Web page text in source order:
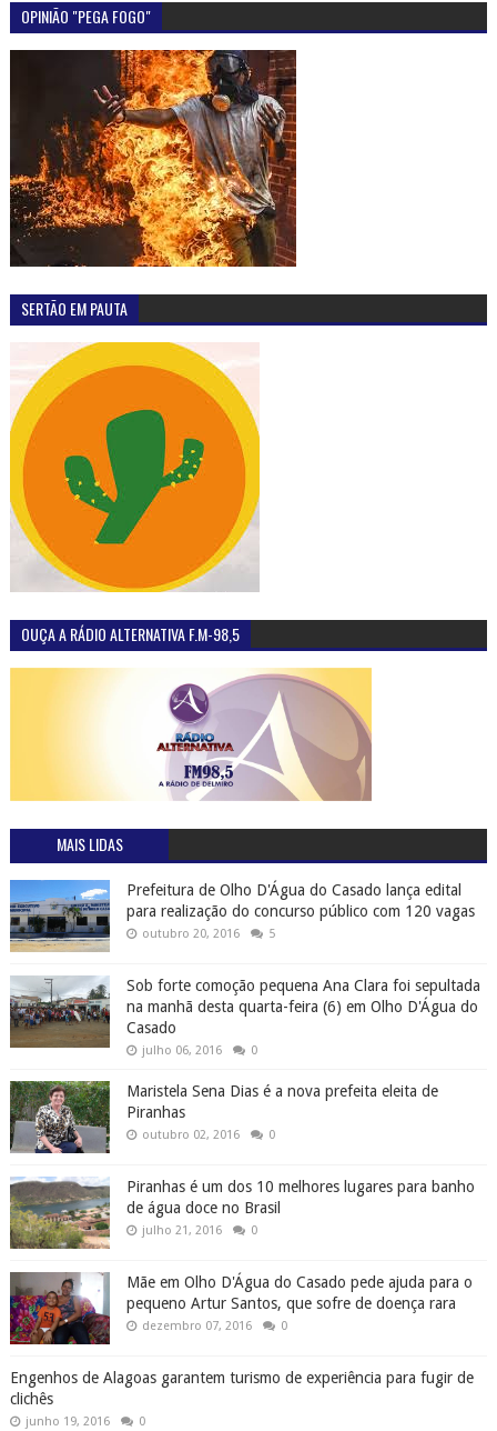
OPINIÃO "PEGA FOGO"
SERTÃO EM PAUTA
OUÇA A RÁDIO ALTERNATIVA F.M-98,5
MAIS LIDAS
Prefeitura de Olho D'Água do Casado lança edital
para realização do concurso público com 120 vagas
outubro 20, 2016 5
Sob forte comoção pequena Ana Clara foi sepultada
na manhã desta quarta-feira (6) em Olho D'Água do
Casado
julho 06, 2016 0
Maristela Sena Dias é a nova prefeita eleita de
Piranhas
outubro 02, 2016 0
Piranhas é um dos 10 melhores lugares para banho
de água doce no Brasil
julho 21, 2016 0
Mãe em Olho D'Água do Casado pede ajuda para o
pequeno Artur Santos, que sofre de doença rara
dezembro 07, 2016 0
Engenhos de Alagoas garantem turismo de experiência para fugir de
clichês
junho 19, 2016 0